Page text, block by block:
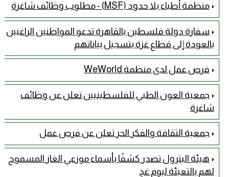
منظمة أطباء بلا حدود (MSF) - مطلوب وظائف شاغرة
سفارة دولة فلسطين بالقاهرة تدعو المواطنين الراغبين
بالعودة إلى قطاع غزة بتسجيل بياناتهم
فرص عمل لدى منظمة WeWorld
جمعية العون الطبي للفلسطينيين تعلن عن وظائف
شاغرة
جمعية الثقافة والفكر الحر تعلن عن فرص عمل
هيئة البترول تصدر كشفًا بأسماء موزعي الغاز المسموح
لهم بالتعبئة ليوم غدٍ